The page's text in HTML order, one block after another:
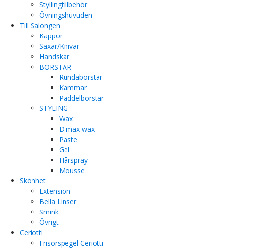
Styllingtillbehör
Övningshuvuden
Till Salongen
Kappor
Saxar/Knivar
Handskar
BORSTAR
Rundaborstar
Kammar
Paddelborstar
STYLING
Wax
Dimax wax
Paste
Gel
Hårspray
Mousse
Skönhet
Extension
Bella Linser
Smink
Övrigt
Ceriotti
Frisörspegel Ceriotti